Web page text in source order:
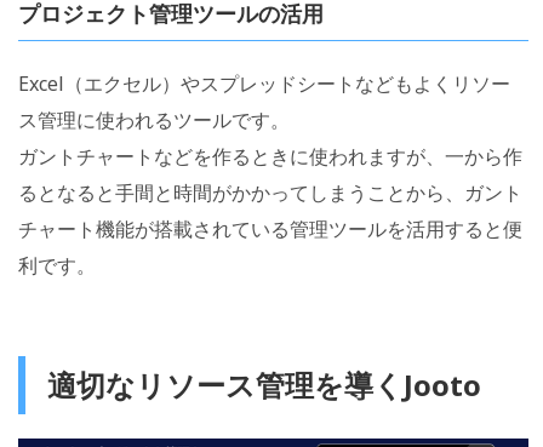
プロジェクト管理ツールの活用
Excel（エクセル）やスプレッドシートなどもよくリソー
ス管理に使われるツールです。
ガントチャートなどを作るときに使われますが、一から作
るとなると手間と時間がかかってしまうことから、ガント
チャート機能が搭載されている管理ツールを活用すると便
利です。
適切なリソース管理を導くJooto